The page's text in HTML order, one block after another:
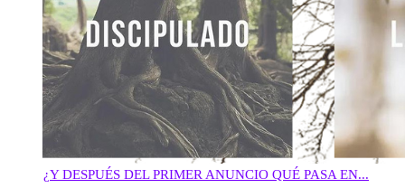
¿Y DESPUÉS DEL PRIMER ANUNCIO QUÉ PASA EN...